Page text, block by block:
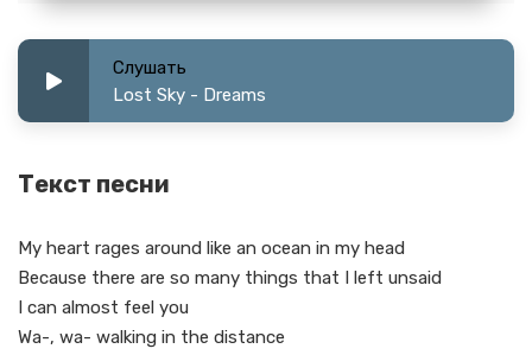
Слушать
Lost Sky - Dreams
Текст песни
My heart rages around like an ocean in my head
Because there are so many things that I left unsaid
I can almost feel you
Wa-, wa- walking in the distance